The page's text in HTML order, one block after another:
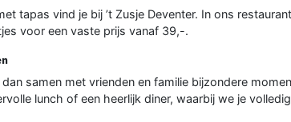
tapas vind je bij ’t Zusje Deventer. In ons
voor een vaste prijs vanaf 39,-.
samen met vrienden en familie bijzondere
lunch of een heerlijk diner, waarbij we je